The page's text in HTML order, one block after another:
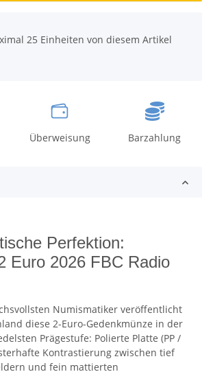
25 Einheiten von diesem Artikel
Überweisung Barzahlung
Perfektion:
Euro 2026 FBC Radio
Numismatiker veröffentlicht
diese 2-Euro-Gedenkmünze in der
Prägestufe: Polierte Platte (PP /
Kontrastierung zwischen tief
und fein mattierten